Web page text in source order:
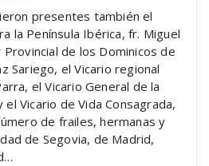
presentes también el
la Península Ibérica, fr. Miguel
de los Dominicos de
Sariego, el Vicario regional
el Vicario General de la
Vicario de Vida Consagrada,
de frailes, hermanas y
de Segovia, de Madrid,